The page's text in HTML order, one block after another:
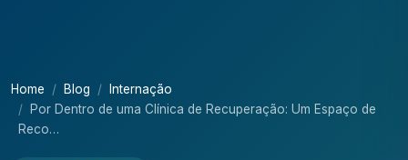
Home Blog
Internação
Por Dentro de uma Clínica de Recuperação: Um Espaço de
Reco…